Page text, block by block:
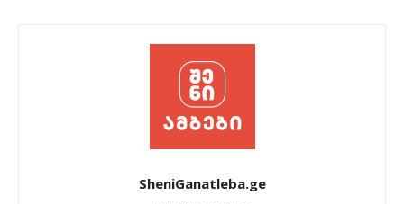
SheniGanatleba.ge